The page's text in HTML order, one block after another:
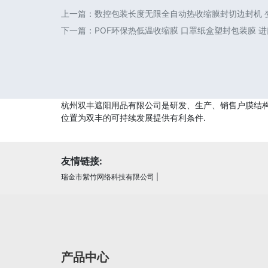
上一篇： 数控包装长度无限全自动热收缩膜封切边封机
下一篇： POF环保热低温收缩膜 口罩纸盒塑封包装膜
杭州双丰遮阳用品有限公司是研发、生产、销售户膜
位置为双丰的可持续发展提供有利条件.
友情链接:
瑞金市紫竹网络科技有限公司
产品中心